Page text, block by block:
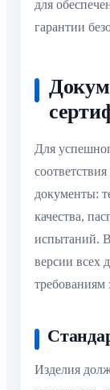
для
гарантии
Для
документы:
качества,
испытаний.
версии всех
требованиям
Изделия